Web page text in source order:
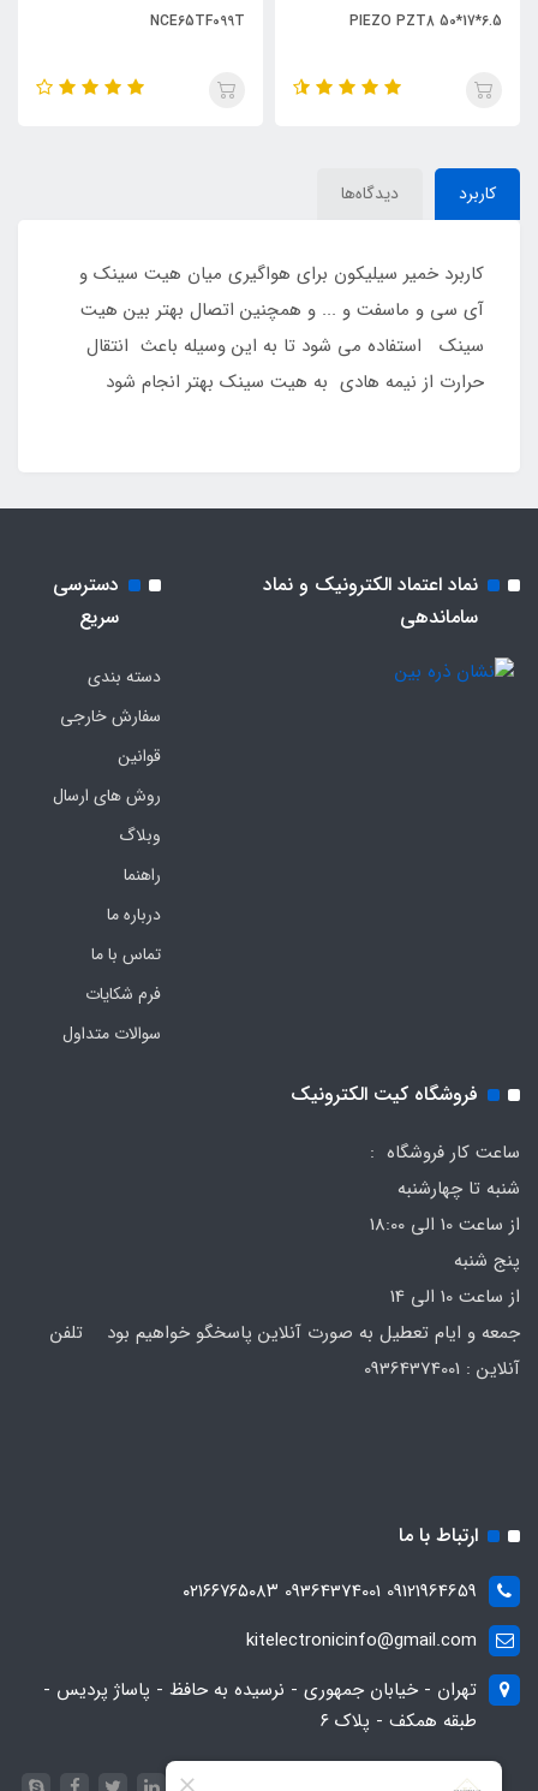
PIEZO PZT8 50*17*6.5
NCE65TF099T
کاربرد دیدگاه‌ها
کاربرد خمیر سیلیکون برای هواگیری میان هیت سینک و
آی سی و ماسفت و ... و همچنین اتصال بهتر بین هیت
سینک استفاده می شود تا به این وسیله باعث انتقال
حرارت از نیمه هادی به هیت سینک بهتر انجام شود
نماد اعتماد الکترونیک و نماد
ساماندهی
دسترسی
سریع
دسته بندی
سفارش خارجی
قوانین
روش های ارسال
وبلاگ
راهنما
درباره ما
تماس با ما
فرم‌ شکایات
سوالات متداول
فروشگاه کیت الکترونیک
ساعت کار فروشگاه :
شنبه تا چهارشنبه
از ساعت 10 الی 18:00
پنج شنبه
از ساعت 10 الی 14
جمعه و ایام تعطیل به صورت آنلاین پاسخگو خواهیم بود تلفن
ارتباط با ما
09121964659 09364374001 ۰۲۱۶۶۷۶۵۰۸۳
kitelectronicinfo@gmail.com
تهران - خیابان جمهوری - نرسیده به حافظ - پاساژ پردیس -
طبقه همکف - پلاک ۶